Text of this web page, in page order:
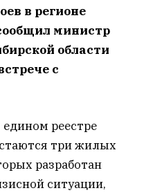
в регионе
министр
области
с
едином реестре
три жилых
разработан
ситуации,